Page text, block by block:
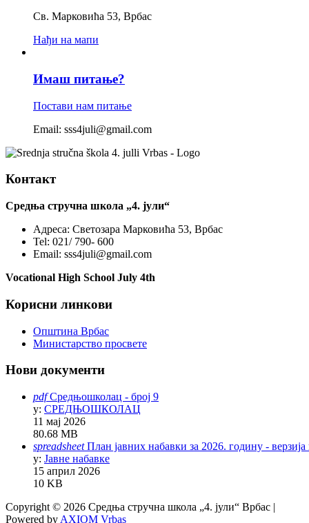
Св. Марковића 53, Врбас
Нађи на мапи
Имаш питање?
Постави нам питање
Email: sss4juli@gmail.com
Контакт
Средња стручна школа „4. јули“
Адреса: Светозара Марковића 53, Врбас
Tel: 021/ 790- 600
Email: sss4juli@gmail.com
Vocational High School July 4th
Корисни линкови
Општина Врбас
Министарство просвете
Нови документи
pdf Средњошколац - број 9
у: СРЕДЊОШКОЛАЦ
11 мај 2026
80.68 MB
spreadsheet План јавних набавки за 2026. годину - верзија
у: Јавне набавке
15 април 2026
10 KB
Copyright © 2026 Средња стручна школа „4. јули“ Врбас |
Powered by AXIOM Vrbas